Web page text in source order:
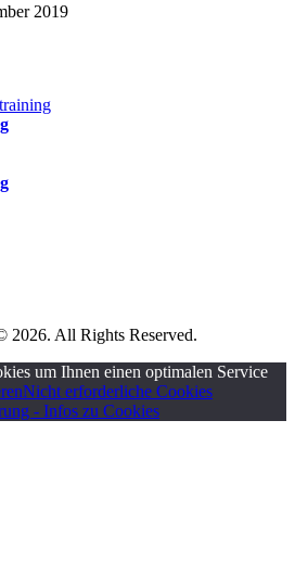
2019
2026. All Rights Reserved.
um Ihnen einen optimalen Service
Nicht erforderliche Cookies
- Infos zu Cookies